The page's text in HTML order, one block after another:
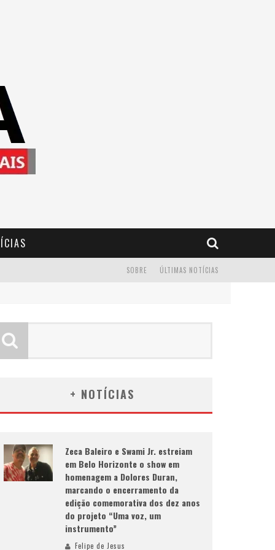
ÚLTIMAS NOTÍCIAS
SOBRE
+ NOTÍCIAS
Zeca Baleiro e Swami Jr. estreiam
em Belo Horizonte o show em
homenagem a Dolores Duran,
marcando o encerramento da
edição comemorativa dos dez anos
do projeto “Uma voz, um
instrumento”
Felipe de Jesus